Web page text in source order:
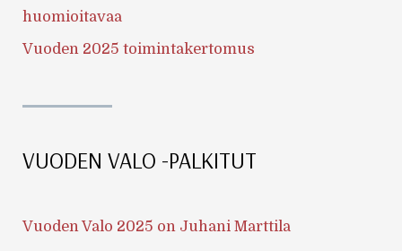
huomioitavaa
Vuoden 2025 toimintakertomus
VUODEN VALO -PALKITUT
Vuoden Valo 2025 on Juhani Marttila